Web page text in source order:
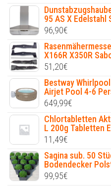
95 AS X
96,90€
X166R X350R
51,20€
Bestway
Airjet Pool 4-6
649,99€
Chlortabletten
L 200g Tabletten
11,49€
Sagina sub. 50
Bodendecker
99,95€